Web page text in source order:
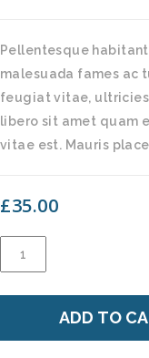
Pellentesque
malesuada fames ac
feugiat vitae, ultricies
libero sit amet quam
vitae est. Mauris
£35.00
Cap
quantity
ADD TO